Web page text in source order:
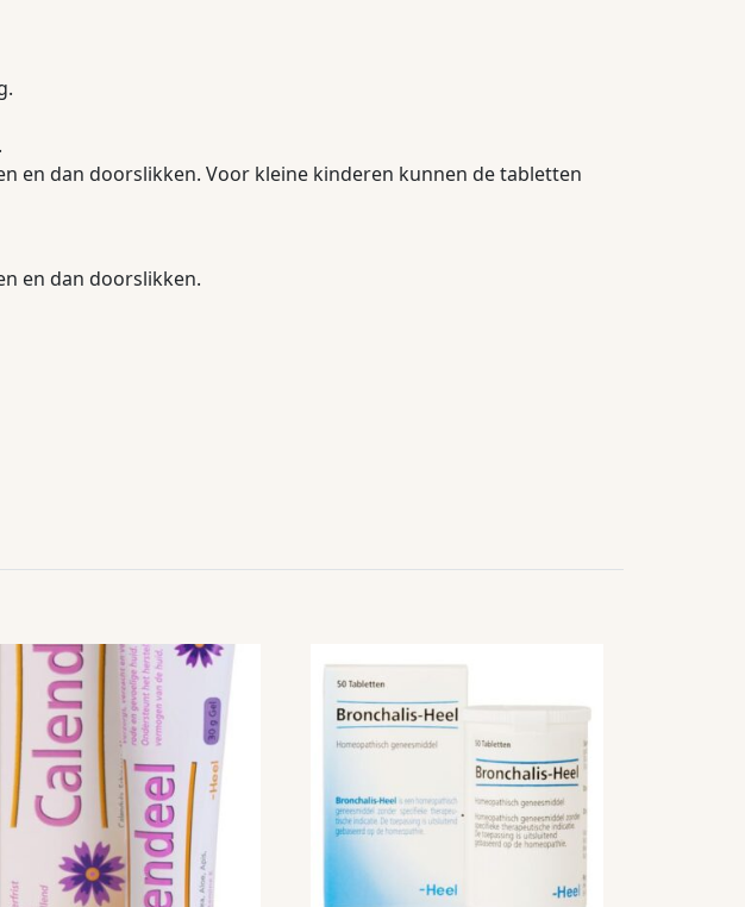
en dan doorslikken. Voor kleine kinderen kunnen de tabletten
en dan doorslikken.